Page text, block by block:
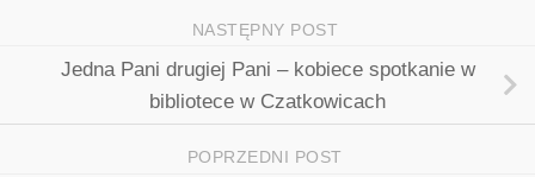
NASTĘPNY POST
Jedna Pani drugiej Pani – kobiece spotkanie w
bibliotece w Czatkowicach
POPRZEDNI POST